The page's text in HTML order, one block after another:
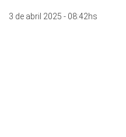
3 de abril 2025 - 08:42hs